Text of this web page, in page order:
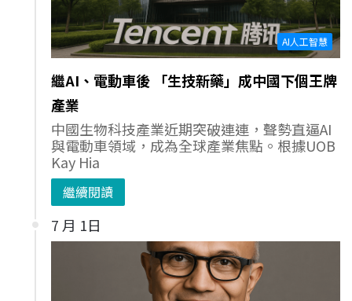
AI人工智慧
繼AI、電動車後 「生技新藥」成中國下個王牌
產業
中國生物科技產業近期突破連連，聲勢直逼AI
與電動車領域，成為全球產業焦點。根據UOB
Kay Hia
繼續閱讀
7 月 1日